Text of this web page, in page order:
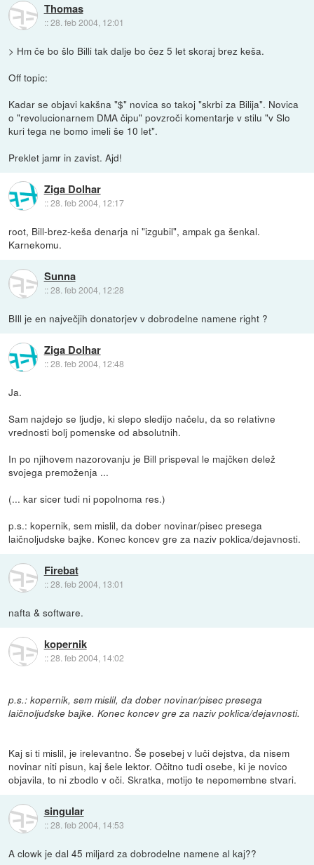
Thomas
::28. feb 2004, 12:01
> Hm če bo šlo Billi tak dalje bo čez 5 let skoraj brez keša.
Off topic:
Kadar se objavi kakšna "$" novica so takoj "skrbi za Bilija". Novica
o "revolucionarnem DMA čipu" povzroči komentarje v stilu "v Slo
kuri tega ne bomo imeli še 10 let".
Preklet jamr in zavist. Ajd!
Ziga Dolhar
::28. feb 2004, 12:17
root, Bill-brez-keša denarja ni "izgubil", ampak ga šenkal.
Karnekomu.
Sunna
::28. feb 2004, 12:28
BIll je en največjih donatorjev v dobrodelne namene right ?
Ziga Dolhar
::28. feb 2004, 12:48
Ja.
Sam najdejo se ljudje, ki slepo sledijo načelu, da so relativne
vrednosti bolj pomenske od absolutnih.
In po njihovem nazorovanju je Bill prispeval le majčken delež
svojega premoženja ...
(... kar sicer tudi ni popolnoma res.)
p.s.: kopernik, sem mislil, da dober novinar/pisec presega
laičnoljudske bajke. Konec koncev gre za naziv poklica/dejavnosti.
Firebat
::28. feb 2004, 13:01
nafta & software.
kopernik
::28. feb 2004, 14:02
p.s.: kopernik, sem mislil, da dober novinar/pisec presega
laičnoljudske bajke. Konec koncev gre za naziv poklica/dejavnosti.
Kaj si ti mislil, je irelevantno. Še posebej v luči dejstva, da nisem
novinar niti pisun, kaj šele lektor. Očitno tudi osebe, ki je novico
objavila, to ni zbodlo v oči. Skratka, motijo te nepomembne stvari.
singular
::28. feb 2004, 14:53
A clowk je dal 45 miljard za dobrodelne namene al kaj??